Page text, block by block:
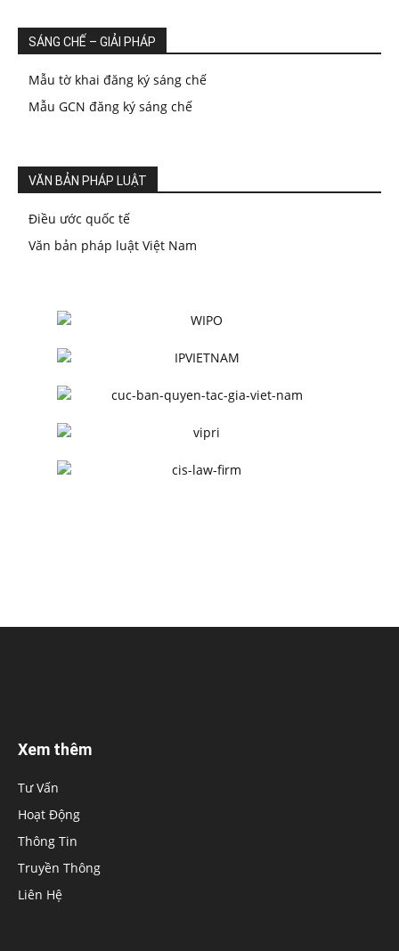
SÁNG CHẾ – GIẢI PHÁP
Mẫu tờ khai đăng ký sáng chế
Mẫu GCN đăng ký sáng chế
VĂN BẢN PHÁP LUẬT
Điều ước quốc tế
Văn bản pháp luật Việt Nam
Xem thêm
Tư Vấn
Hoạt Động
Thông Tin
Truyền Thông
Liên Hệ